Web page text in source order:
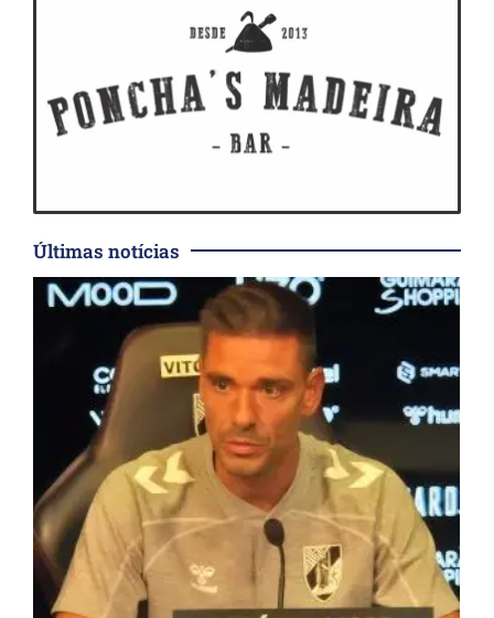
Últimas notícias